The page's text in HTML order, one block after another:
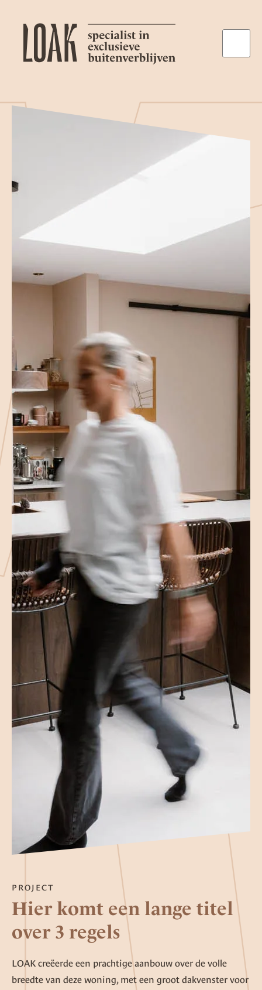
PROJECT
Hier komt een lange titel
over 3 regels
LOAK creëerde een prachtige aanbouw over de volle
breedte van deze woning, met een groot dakvenster voor